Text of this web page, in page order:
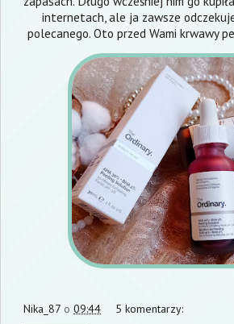
internetach, ale ja zawsze
polecanego. Oto przed Wami krwawy
Nika_87 o 09:44 5 komentarzy: